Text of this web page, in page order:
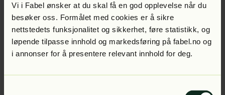
Vi i Fabel ønsker at du skal få en god opplevelse når du
besøker oss. Formålet med cookies er å sikre
nettstedets funksjonalitet og sikkerhet, føre statistikk, og
løpende tilpasse innhold og markedsføring på fabel.no og
i annonser for å presentere relevant innhold for deg.